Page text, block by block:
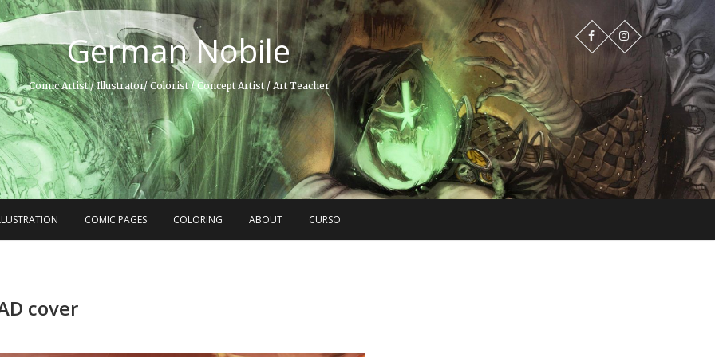
German Nobile
Comic Artist / Illustrator/ Colorist / Concept Artist / Art Teacher
COMIC PAGES COLORING ABOUT CURSO
cover